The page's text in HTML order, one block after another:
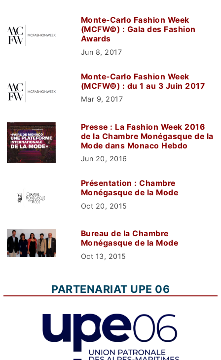
Monte-Carlo Fashion Week
(MCFW©) : Gala des Fashion
Awards
Jun 8, 2017
Monte-Carlo Fashion Week
(MCFW©) : du 1 au 3 Juin 2017
Mar 9, 2017
Presse : La Fashion Week 2016
de la Chambre Monégasque de la
Mode dans Monaco Hebdo
Jun 20, 2016
Présentation : Chambre
Monégasque de la Mode
Oct 20, 2015
Bureau de la Chambre
Monégasque de la Mode
Oct 13, 2015
PARTENARIAT UPE 06